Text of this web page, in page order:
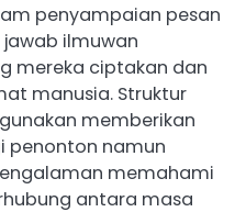
penyampaian pesan
ilmuwan
mereka ciptakan dan
manusia. Struktur
memberikan
penonton namun
memahami
antara masa